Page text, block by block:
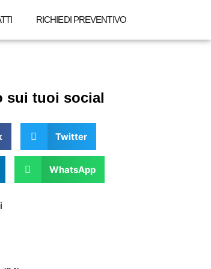
RICHIEDI PREVENTIVO
sui tuoi social
Twitter
WhatsApp